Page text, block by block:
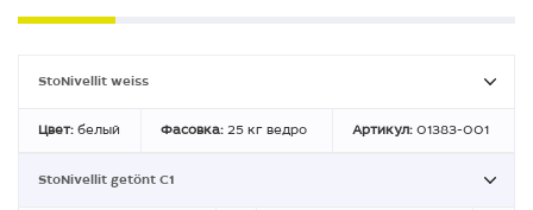
StoNivellit weiss
Цвет: белый Фасовка: 25 кг ведро Артикул: 01383-001
StoNivellit getönt C1